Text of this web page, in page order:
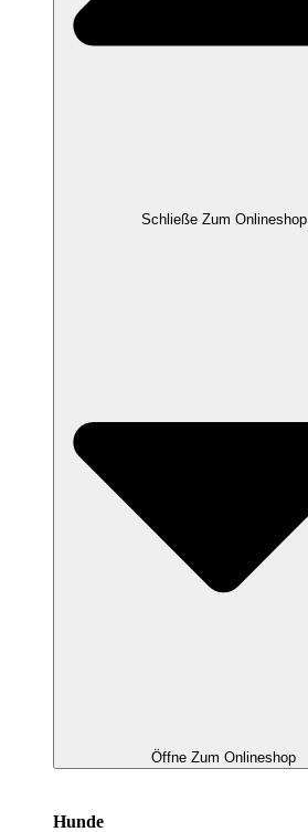
Schließe Zum Onlineshop
Öffne Zum Onlineshop
Hunde